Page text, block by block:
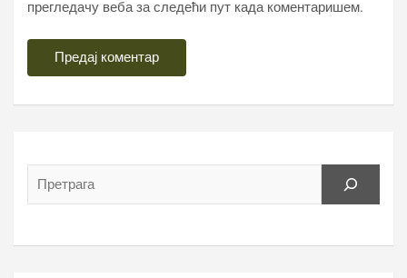
прегледачу веба за следећи пут када коментаришем.